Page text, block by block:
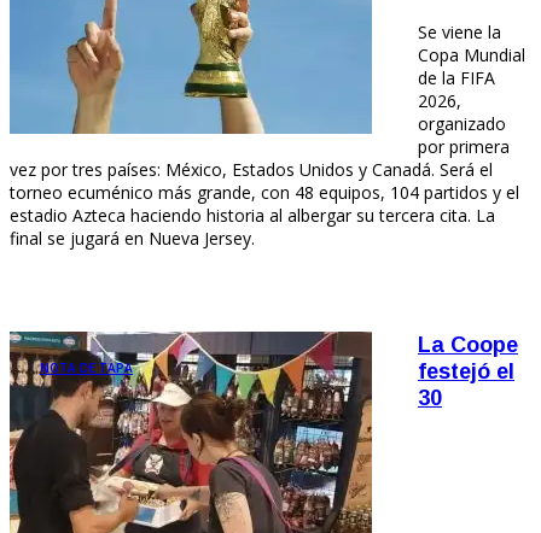
Se viene la
Copa Mundial
de la FIFA
2026,
organizado
por primera
vez por tres países: México, Estados Unidos y Canadá. Será el
torneo ecuménico más grande, con 48 equipos, 104 partidos y el
estadio Azteca haciendo historia al albergar su tercera cita. La
final se jugará en Nueva Jersey.
NOTA DE TAPA
La Coope
festejó el
30